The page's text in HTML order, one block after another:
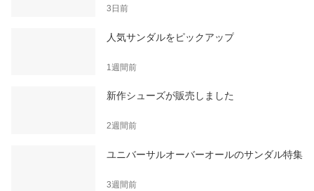
3日前
人気サンダルをピックアップ
1週間前
新作シューズが販売しました
2週間前
ユニバーサルオーバーオールのサンダル特集
3週間前